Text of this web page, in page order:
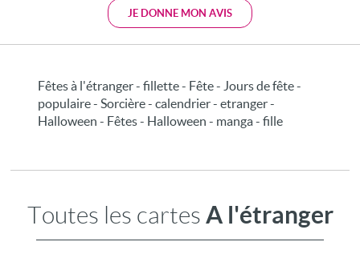
JE DONNE MON AVIS
Fêtes à l'étranger - fillette - Fête - Jours de fête -
populaire - Sorcière - calendrier - etranger -
Halloween - Fêtes - Halloween - manga - fille
Toutes les cartes A l'étranger